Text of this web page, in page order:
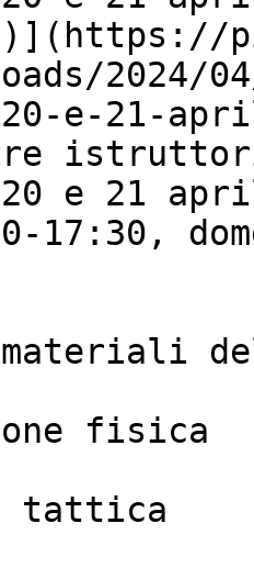
e-21-
e 21
17:30,
fisica
tattica